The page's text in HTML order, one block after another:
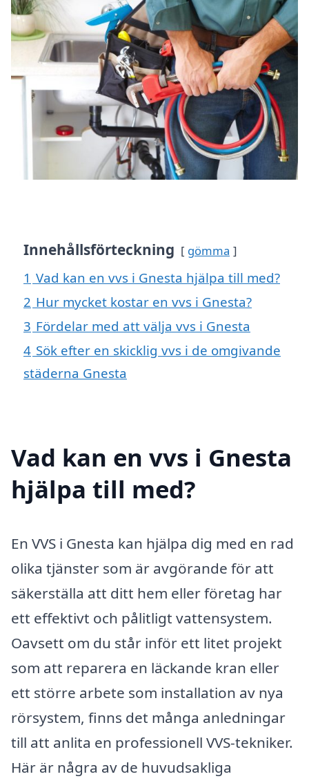
Innehållsförteckning gömma
1 Vad kan en vvs i Gnesta hjälpa till med?
2 Hur mycket kostar en vvs i Gnesta?
3 Fördelar med att välja vvs i Gnesta
4 Sök efter en skicklig vvs i de omgivande
städerna Gnesta
Vad kan en vvs i Gnesta
hjälpa till med?
En VVS i Gnesta kan hjälpa dig med en rad
olika tjänster som är avgörande för att
säkerställa att ditt hem eller företag har
ett effektivt och pålitligt vattensystem.
Oavsett om du står inför ett litet projekt
som att reparera en läckande kran eller
ett större arbete som installation av nya
rörsystem, finns det många anledningar
till att anlita en professionell VVS-tekniker.
Här är några av de huvudsakliga